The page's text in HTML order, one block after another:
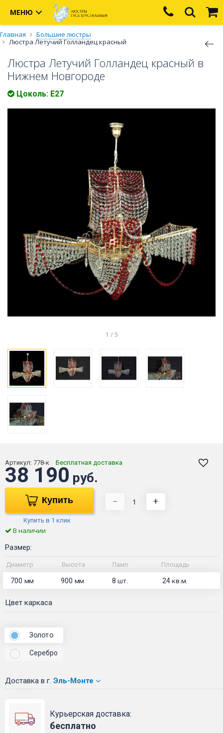
МЕНЮ
Главная
Большие люстры
Люстра Летучий Голландец красный
Люстра Летучий Голландец красный в
Нижнем Новгороде
Цоколь: Е27
1 /5
Артикул: 778-к Бесплатная доставка
38 190 руб.
Купить
Купить в 1 клик
− +
В наличии
Размер:
Диаметр Высота Ламп Площадь
700 мм 900 мм 8шт. 24кв.м.
Цвет каркаса
Золото
Серебро
Доставка в г. Эль-Монте
Курьерская доставка:
бесплатно